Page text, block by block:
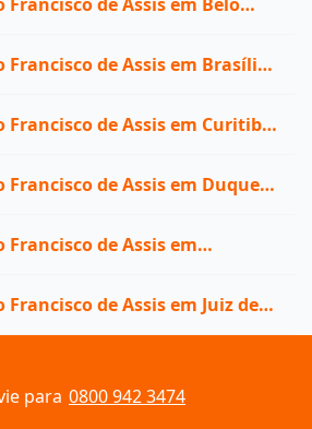
Francisco de Assis em Brasília
Francisco de Assis em Curitiba
Francisco de Assis em Duque
Francisco de Assis em
Francisco de Assis em Juiz de
para 0800 942 3474